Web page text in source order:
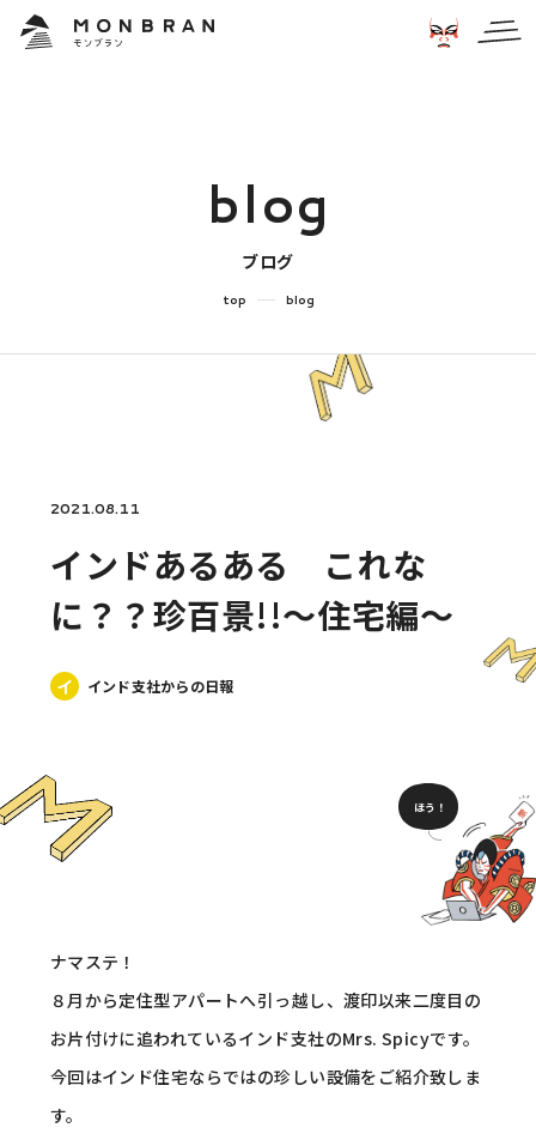
blog
ブログ
top blog
2021.08.11
インドあるある これな
に？？珍百景!!～住宅編～
イ インド支社からの日報
ほう！
ナマステ！
８月から定住型アパートへ引っ越し、渡印以来二度目の
お片付けに追われているインド支社のMrs. Spicyです。
今回はインド住宅ならではの珍しい設備をご紹介致しま
す。